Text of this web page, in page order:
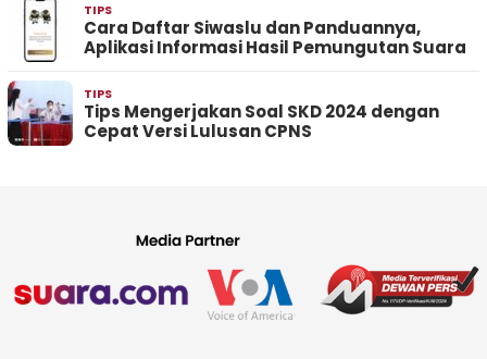
TIPS
Cara Daftar Siwaslu dan Panduannya,
Aplikasi Informasi Hasil Pemungutan Suara
TIPS
Tips Mengerjakan Soal SKD 2024 dengan
Cepat Versi Lulusan CPNS